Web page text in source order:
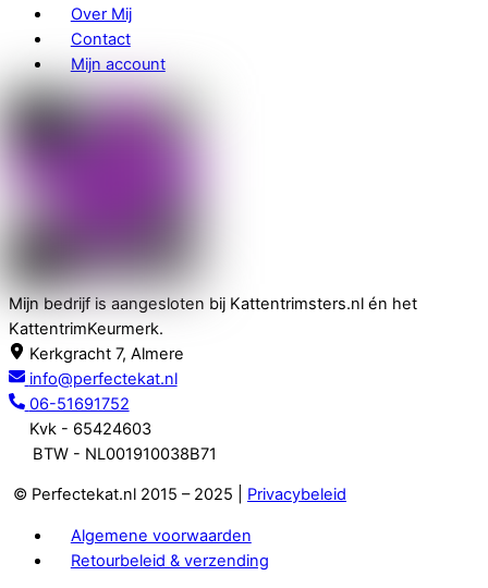
Over Mij
Contact
Mijn account
Mijn bedrijf is aangesloten bij Kattentrimsters.nl én het
KattentrimKeurmerk.
Kerkgracht 7, Almere
info@perfectekat.nl
06-51691752
Kvk - 65424603
BTW - NL001910038B71
© Perfectekat.nl 2015 – 2025 | Privacybeleid
Algemene voorwaarden
Retourbeleid & verzending